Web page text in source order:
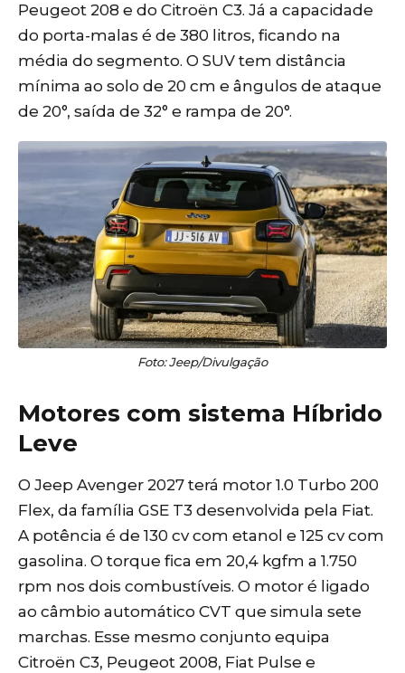
Peugeot 208 e do Citroën C3. Já a capacidade
do porta-malas é de 380 litros, ficando na
média do segmento. O SUV tem distância
mínima ao solo de 20 cm e ângulos de ataque
de 20°, saída de 32° e rampa de 20°.
Foto: Jeep/Divulgação
Motores com sistema Híbrido
Leve
O Jeep Avenger 2027 terá motor 1.0 Turbo 200
Flex, da família GSE T3 desenvolvida pela Fiat.
A potência é de 130 cv com etanol e 125 cv com
gasolina. O torque fica em 20,4 kgfm a 1.750
rpm nos dois combustíveis. O motor é ligado
ao câmbio automático CVT que simula sete
marchas. Esse mesmo conjunto equipa
Citroën C3, Peugeot 2008, Fiat Pulse e